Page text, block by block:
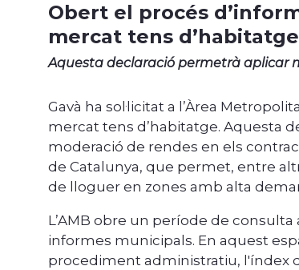
Obert el procés
mercat tens d’habitatge
Aquesta declaració permetrà aplicar
Gavà ha sol·licitat a l’Àrea
mercat tens d’habitatge. Aquesta
moderació de rendes en els
de Catalunya, que permet, entre
de lloguer en zones amb alta
L’AMB obre un període de
informes municipals. En aquest
procediment administratiu, l'índex